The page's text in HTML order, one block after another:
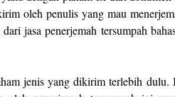
oleh penulis yang mau
jasa penerjemah tersumpah
jenis yang dikirim terlebih dulu.